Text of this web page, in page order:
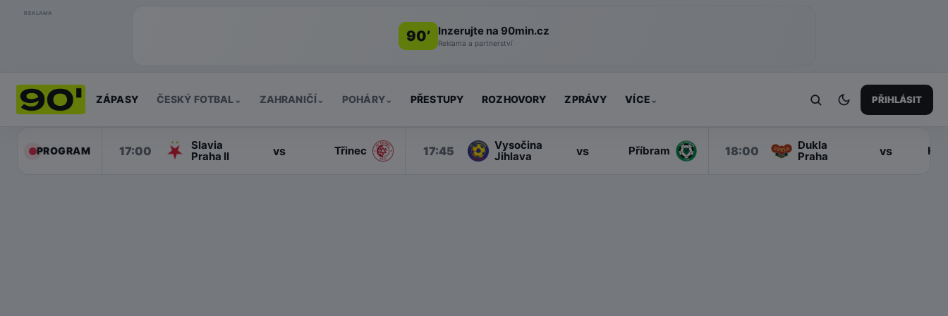
REKLAMA
90’ Inzerujte na 90min.cz
Reklama a partnerství
ZÁPASY ČESKÝ FOTBAL ⌄ ZAHRANIČÍ ⌄ POHÁRY⌄ PŘESTUPY ROZHOVORY ZPRÁVY VÍCE ⌄ PŘIHLÁSIT
PROGRAM 17:00
Slavia
Praha II
vs Třinec 17:45
Vysočina
Jihlava
vs Příbram 18:00
Dukla
Praha
vs